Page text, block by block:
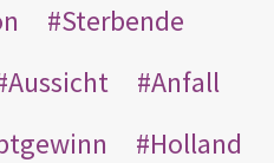
Sterbende
Aussicht
Anfall
Holland